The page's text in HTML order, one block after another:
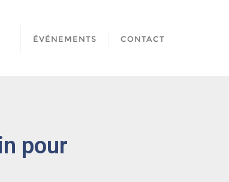
ÉVÉNEMENTS CONTACT
pour